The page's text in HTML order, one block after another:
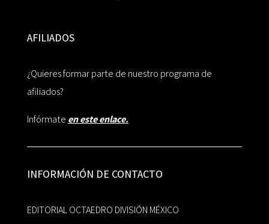
AFILIADOS
¿Quieres formar parte de nuestro programa de
afiliados?
Infórmate en este enlace.
INFORMACIÓN DE CONTACTO
EDITORIAL OCTAEDRO DIVISIÓN MÉXICO